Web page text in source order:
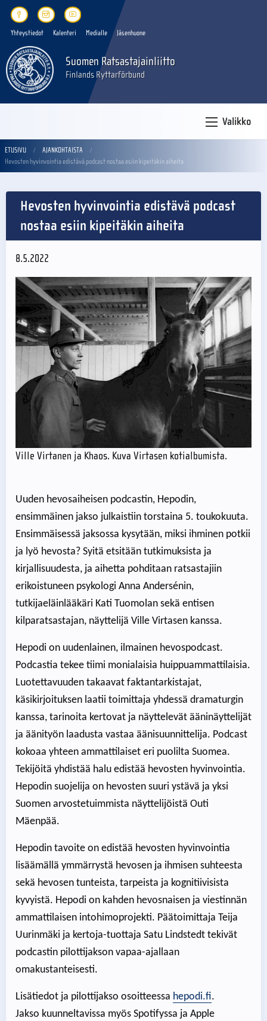
Yhteystiedot Kalenteri Medialle Jäsenhuone
Suomen Ratsastajainliitto
Finlands Ryttarförbund
Valikko
ETUSIVU
AJANKOHTAISTA
Hevosten hyvinvointia edistävä podcast nostaa esiin kipeitäkin aiheita
Hevosten hyvinvointia edistävä podcast
nostaa esiin kipeitäkin aiheita
8.5.2022
Ville Virtanen ja Khaos. Kuva Virtasen kotialbumista.
Uuden hevosaiheisen podcastin, Hepodin,
ensimmäinen jakso julkaistiin torstaina 5. toukokuuta.
Ensimmäisessä jaksossa kysytään, miksi ihminen potkii
ja lyö hevosta? Syitä etsitään tutkimuksista ja
kirjallisuudesta, ja aihetta pohditaan ratsastajiin
erikoistuneen psykologi Anna Andersénin,
tutkijaeläinlääkäri Kati Tuomolan sekä entisen
kilparatsastajan, näyttelijä Ville Virtasen kanssa.
Hepodi on uudenlainen, ilmainen hevospodcast.
Podcastia tekee tiimi monialaisia huippuammattilaisia.
Luotettavuuden takaavat faktantarkistajat,
käsikirjoituksen laatii toimittaja yhdessä dramaturgin
kanssa, tarinoita kertovat ja näyttelevät ääninäyttelijät
ja äänityön laadusta vastaa äänisuunnittelija. Podcast
kokoaa yhteen ammattilaiset eri puolilta Suomea.
Tekijöitä yhdistää halu edistää hevosten hyvinvointia.
Hepodin suojelija on hevosten suuri ystävä ja yksi
Suomen arvostetuimmista näyttelijöistä Outi
Mäenpää.
Hepodin tavoite on edistää hevosten hyvinvointia
lisäämällä ymmärrystä hevosen ja ihmisen suhteesta
sekä hevosen tunteista, tarpeista ja kognitiivisista
kyvyistä. Hepodi on kahden hevosnaisen ja viestinnän
ammattilaisen intohimoprojekti. Päätoimittaja Teija
Uurinmäki ja kertoja-tuottaja Satu Lindstedt tekivät
podcastin pilottijakson vapaa-ajallaan
omakustanteisesti.
Lisätiedot ja pilottijakso osoitteessa hepodi.fi.
Jakso kuunneltavissa myös Spotifyssa ja Apple